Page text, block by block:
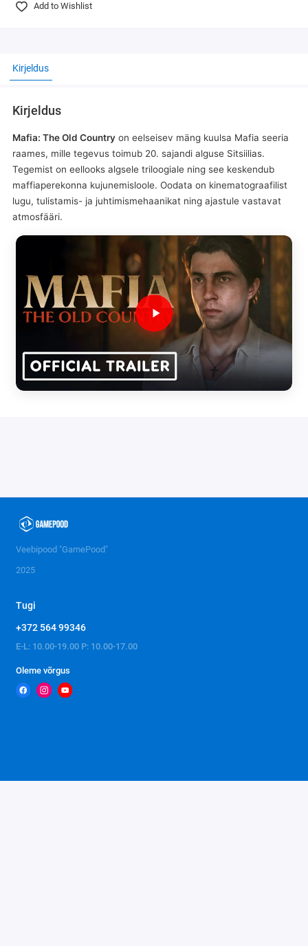
Add to Wishlist
Kirjeldus
Kirjeldus
Mafia: The Old Country on eelseisev mäng kuulsa Mafia seeria
raames, mille tegevus toimub 20. sajandi alguse Sitsiilias.
Tegemist on eellooks algsele triloogiale ning see keskendub
maffiaperekonna kujunemisloole. Oodata on kinematograafilist
lugu, tulistamis- ja juhtimismehaanikat ning ajastule vastavat
atmosfääri.
Veebipood "GamePood"
2025
Tugi
+372 564 99346
E-L: 10.00-19.00 P: 10.00-17.00
Oleme võrgus